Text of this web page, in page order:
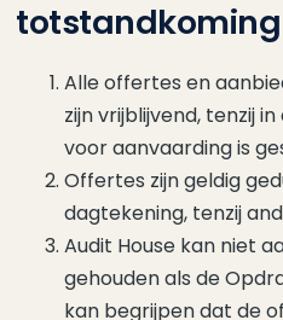
Alle offertes en
zijn vrijblijvend, tenzij
voor aanvaarding is
Offertes zijn geldig
dagtekening, tenzij
Audit House kan niet
gehouden als de
kan begrijpen dat de